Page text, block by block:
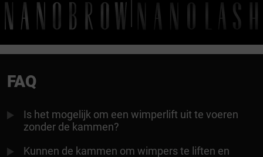
FAQ
Is het mogelijk om een wimperlift uit te voeren
zonder de kammen?
Kunnen de kammen om wimpers te liften en